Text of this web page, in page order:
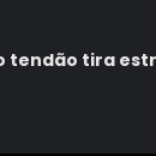
tendão tira